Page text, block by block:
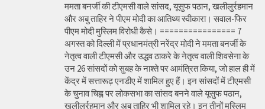
ममता बनर्जी की टीएमसी वाले सांसद, यूसुफ पठान, खलीलुर्रहमान
और अबु ताहिर ने पीएम मोदी का आतिथ्य स्वीकारा। सवाल-फिर
पीएम मोदी मुस्लिम विरोधी कैसे। ================ 7
अगस्त को दिल्ली में प्रधानमंत्री नरेंद्र मोदी ने ममता बनर्जी के
नेतृत्व वाली टीएमसी और उद्धव ठाकरे के नेतृत्व वाली शिवसेना के
उन 26 सांसदों को सुबह के नाश्ते पर आमंत्रित किया, जो हाल ही में
केंद्र में सत्तारूढ़ एनडीए में शामिल हुए हैं। इन सांसदों में टीएमसी
के चुनाव चिह्न पर लोकसभा का सांसद बनने वाले यूसुफ पठान,
खलीलुर्रहमान और अबु ताहिर भी शामिल रहे। इन तीनों मुस्लिम